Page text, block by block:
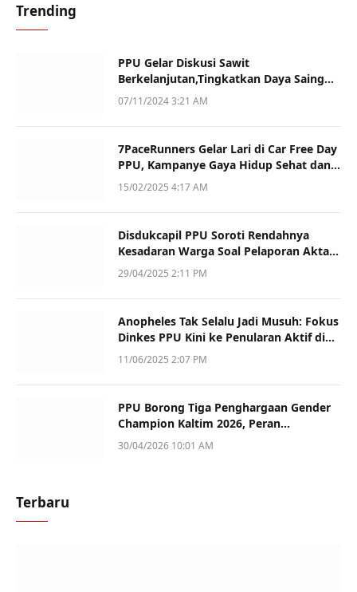
Trending
PPU Gelar Diskusi Sawit
Berkelanjutan,Tingkatkan Daya Saing
dan Kualitas
07/11/2024 3:21 AM
7PaceRunners Gelar Lari di Car Free Day
PPU, Kampanye Gaya Hidup Sehat dan
Dukung UMKM
15/02/2025 4:17 AM
Disdukcapil PPU Soroti Rendahnya
Kesadaran Warga Soal Pelaporan Akta
Kematian
29/04/2025 2:11 PM
Anopheles Tak Selalu Jadi Musuh: Fokus
Dinkes PPU Kini ke Penularan Aktif di
Sotek
11/06/2025 2:07 PM
PPU Borong Tiga Penghargaan Gender
Champion Kaltim 2026, Peran
Perempuan Jadi Sorotan
30/04/2026 10:01 AM
Terbaru